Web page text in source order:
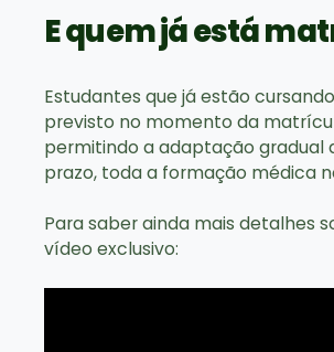
E quem já está
Estudantes que já estão
previsto no momento da
permitindo a adaptação gradual
prazo, toda a formação médica
Para saber ainda mais detalhes
vídeo exclusivo: